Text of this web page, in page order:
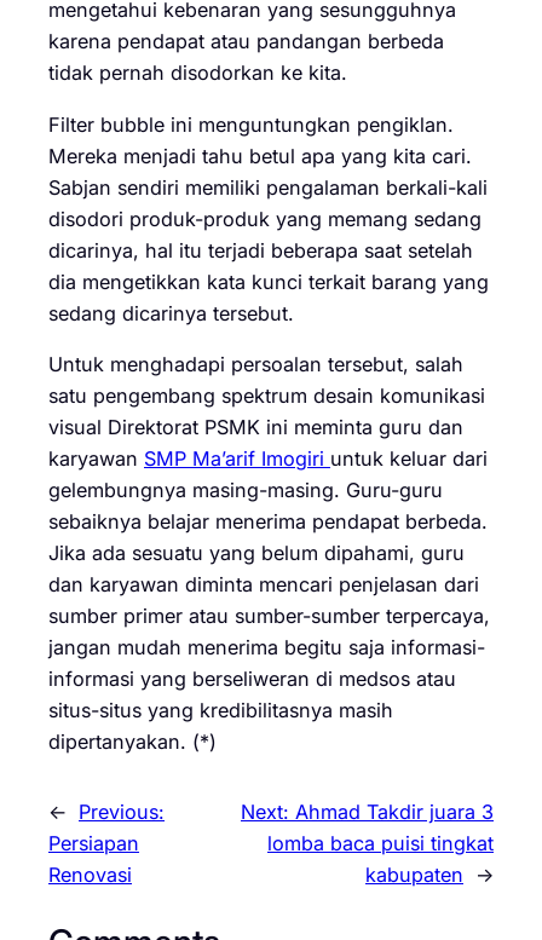
mengetahui kebenaran yang sesungguhnya
karena pendapat atau pandangan berbeda
tidak pernah disodorkan ke kita.
Filter bubble ini menguntungkan pengiklan.
Mereka menjadi tahu betul apa yang kita cari.
Sabjan sendiri memiliki pengalaman berkali-kali
disodori produk-produk yang memang sedang
dicarinya, hal itu terjadi beberapa saat setelah
dia mengetikkan kata kunci terkait barang yang
sedang dicarinya tersebut.
Untuk menghadapi persoalan tersebut, salah
satu pengembang spektrum desain komunikasi
visual Direktorat PSMK ini meminta guru dan
karyawan SMP Ma’arif Imogiri untuk keluar dari
gelembungnya masing-masing. Guru-guru
sebaiknya belajar menerima pendapat berbeda.
Jika ada sesuatu yang belum dipahami, guru
dan karyawan diminta mencari penjelasan dari
sumber primer atau sumber-sumber terpercaya,
jangan mudah menerima begitu saja informasi-
informasi yang berseliweran di medsos atau
situs-situs yang kredibilitasnya masih
dipertanyakan. (*)
← Previous:
Persiapan
Renovasi
Next: Ahmad Takdir juara 3
lomba baca puisi tingkat
kabupaten
→